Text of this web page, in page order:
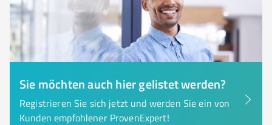
Sie möchten auch hier gelistet werden?
Registrieren Sie sich jetzt und werden Sie ein von
Kunden empfohlener ProvenExpert!